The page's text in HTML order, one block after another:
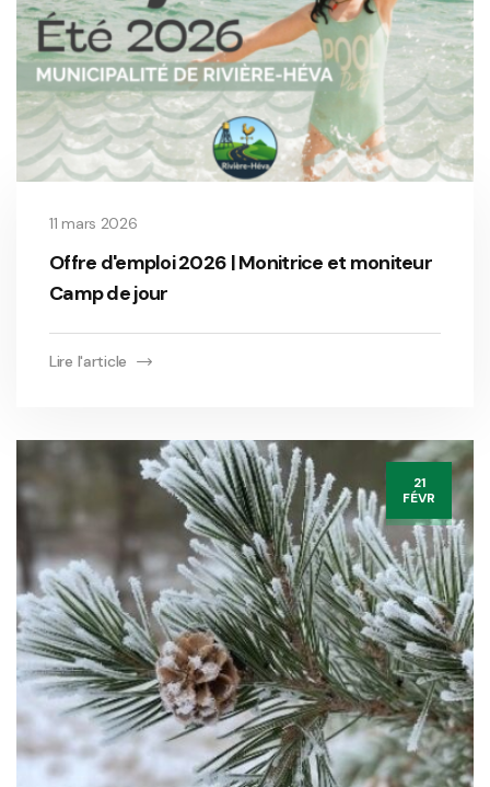
11 mars 2026
Offre d'emploi 2026 | Monitrice et moniteur
Camp de jour
Lire l'article
21
FÉVR